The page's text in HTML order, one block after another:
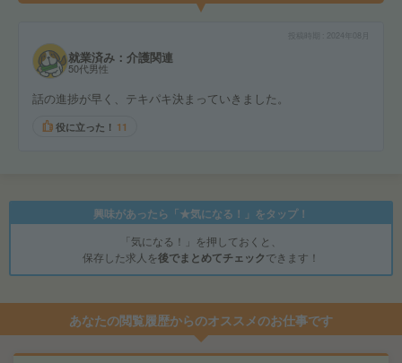
2024年08月
就業済み：介護関連
50代男性
話の進捗が早く、テキパキ決まっていきました。
役に立った！ 11
興味があったら「★気になる！」をタップ！
「気になる！」を押しておくと、
保存した求人を後でまとめてチェックできます！
あなたの閲覧履歴からのオススメのお仕事です